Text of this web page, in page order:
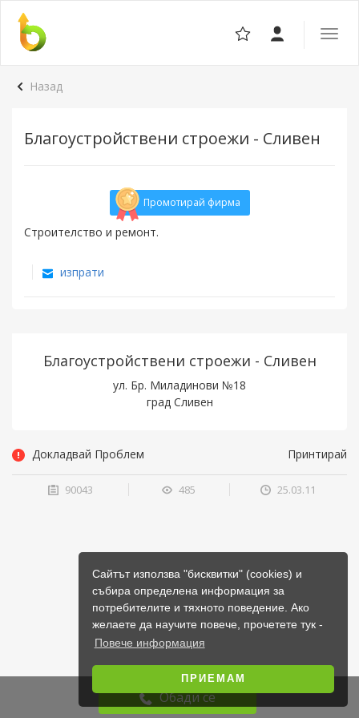
Сайтът използва "бисквитки" (cookies) и
събира определена информация за
потребителите и тяхното поведение. Ако
желаете да научите повече, прочетете тук -
Повече информация
ПРИЕМАМ
Назад
Благоустройствени строежи - Сливен
Промотирай фирма
Строителство и ремонт.
изпрати
Благоустройствени строежи - Сливен
ул. Бр. Миладинови №18
град Сливен
Обади се
Докладвай Проблем Принтирай
90043 485 25.03.11